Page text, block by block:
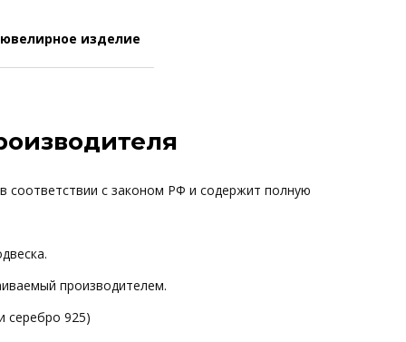
изделие
соответствии с законом РФ и содержит полную
производителем.
серебро 925)